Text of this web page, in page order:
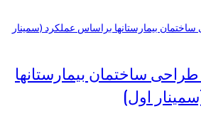
شماره ۷ : طراحی ساختمان بیمارستانها
اول)